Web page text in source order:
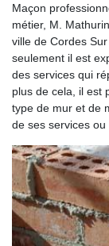
Maçon
métier, M.
ville de Cordes
seulement il est
des services qui
plus de cela, il est
type de mur et de
de ses services ou